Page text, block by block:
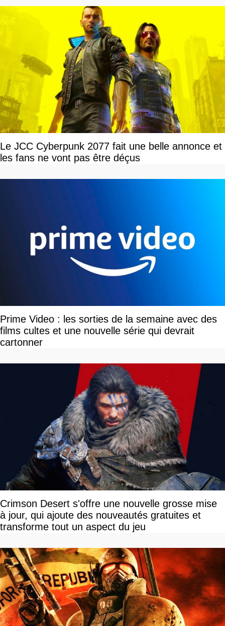
Le JCC Cyberpunk 2077 fait une belle annonce et
les fans ne vont pas être déçus
Prime Video : les sorties de la semaine avec des
films cultes et une nouvelle série qui devrait
cartonner
Crimson Desert s'offre une nouvelle grosse mise
à jour, qui ajoute des nouveautés gratuites et
transforme tout un aspect du jeu